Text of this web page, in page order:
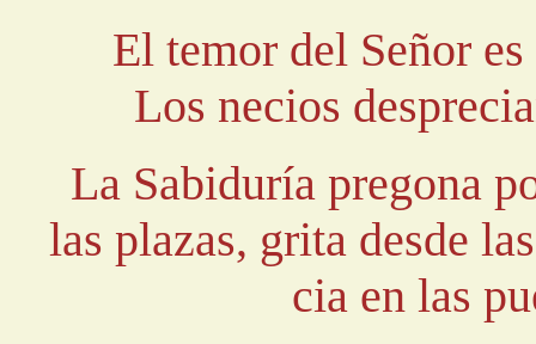
El temor del Señor
Los necios
La Sabiduría pregona
las plazas, grita desde
cia en las